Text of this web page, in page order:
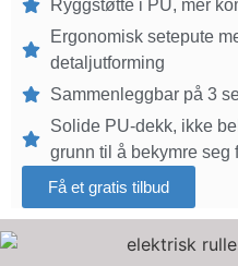
Ryggstøtte i PU, mer
Ergonomisk setepute
detaljutforming
Sammenleggbar på 3
Solide PU-dekk, ikke
grunn til å bekymre seg
Få et gratis tilbud